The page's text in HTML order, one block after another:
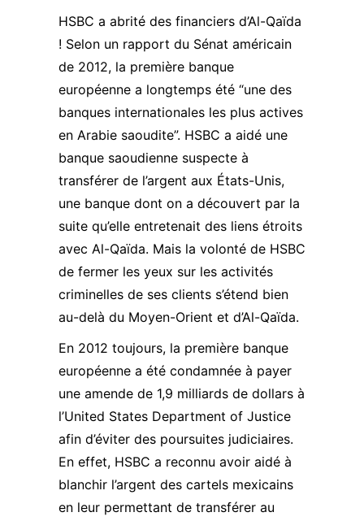
HSBC a abrité des financiers d’Al-Qaïda
! Selon un rapport du Sénat américain
de 2012, la première banque
européenne a longtemps été “une des
banques internationales les plus actives
en Arabie saoudite”. HSBC a aidé une
banque saoudienne suspecte à
transférer de l’argent aux États-Unis,
une banque dont on a découvert par la
suite qu’elle entretenait des liens étroits
avec Al-Qaïda. Mais la volonté de HSBC
de fermer les yeux sur les activités
criminelles de ses clients s’étend bien
au-delà du Moyen-Orient et d’Al-Qaïda.
En 2012 toujours, la première banque
européenne a été condamnée à payer
une amende de 1,9 milliards de dollars à
l’United States Department of Justice
afin d’éviter des poursuites judiciaires.
En effet, HSBC a reconnu avoir aidé à
blanchir l’argent des cartels mexicains
en leur permettant de transférer au